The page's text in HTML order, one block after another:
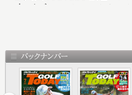
人がゴルフトゥデイに
10 TEE UP 全米オープ
約するまでの3カ月
13 Get in the hole!!
14 一流プロのドライ